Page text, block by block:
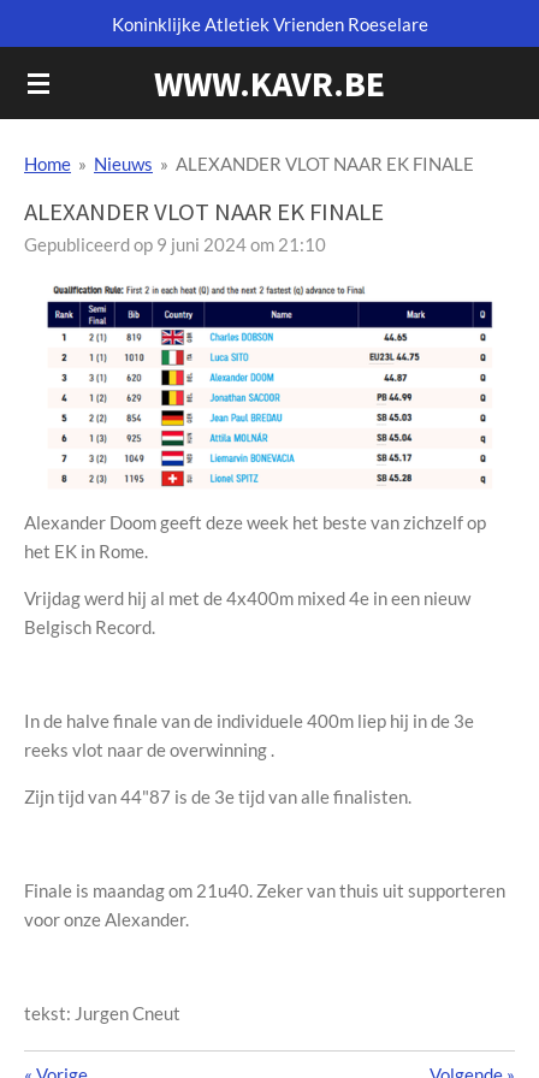
direct
naar
WWW.KAVR.BE
Koninklijke Atletiek Vrienden Roeselare
Home » Nieuws » ALEXANDER VLOT NAAR EK FINALE
ALEXANDER VLOT NAAR EK FINALE
Gepubliceerd op 9 juni 2024 om 21:10
Alexander Doom geeft deze week het beste van zichzelf op
het EK in Rome.
Vrijdag werd hij al met de 4x400m mixed 4e in een nieuw
Belgisch Record.
In de halve finale van de individuele 400m liep hij in de 3e
reeks vlot naar de overwinning .
Zijn tijd van 44"87 is de 3e tijd van alle finalisten.
Finale is maandag om 21u40. Zeker van thuis uit supporteren
voor onze Alexander.
tekst: Jurgen Cneut